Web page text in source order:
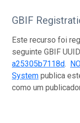
GBIF
Este recurso foi
seguinte GBIF
a25305b7118d.
System publica
como um